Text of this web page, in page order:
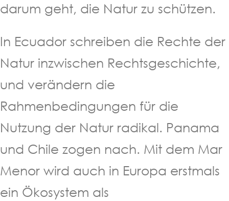
darum geht, die Natur zu schützen.
In Ecuador schreiben die Rechte der
Natur inzwischen Rechtsgeschichte,
und verändern die
Rahmenbedingungen für die
Nutzung der Natur radikal. Panama
und Chile zogen nach. Mit dem Mar
Menor wird auch in Europa erstmals
ein Ökosystem als